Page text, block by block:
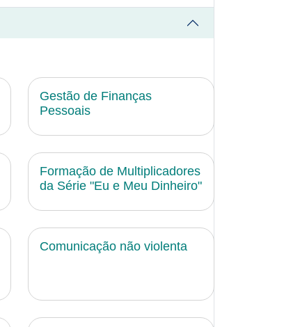
Gestão de Finanças
Pessoais
Formação de Multiplicadores
da Série "Eu e Meu Dinheiro"
Comunicação não violenta